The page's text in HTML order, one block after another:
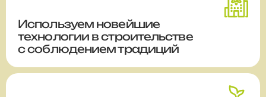
Используем новейшие
технологии в строительстве
с соблюдением традиций